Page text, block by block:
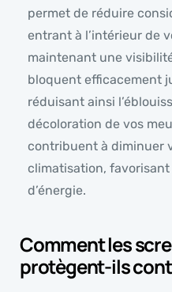
permet de réduire
entrant à l’intérieur de
maintenant une
bloquent efficacement
réduisant ainsi
décoloration de vos
contribuent à diminuer
climatisation,
d’énergie.
Comment les
protègent-ils